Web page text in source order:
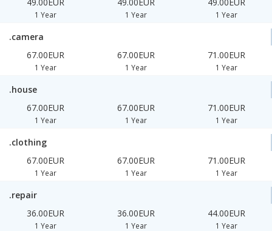
1 Year 1 Year 1 Year
.camera
67.00EUR
1 Year
67.00EUR
1 Year
71.00EUR
1 Year
.house
67.00EUR
1 Year
67.00EUR
1 Year
71.00EUR
1 Year
.clothing
67.00EUR
1 Year
67.00EUR
1 Year
71.00EUR
1 Year
.repair
36.00EUR
1 Year
36.00EUR
1 Year
44.00EUR
1 Year